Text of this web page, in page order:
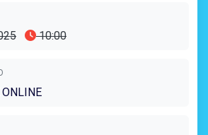
10:00
ONLINE